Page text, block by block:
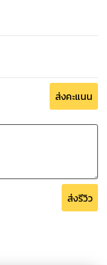
ส่งคะแนน
ส่งรีวิว